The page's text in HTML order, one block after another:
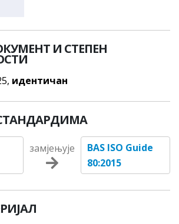
И СТЕПЕН
идентичан
СТАНДАРДИМА
замјењује
BAS ISO Guide
80:2015